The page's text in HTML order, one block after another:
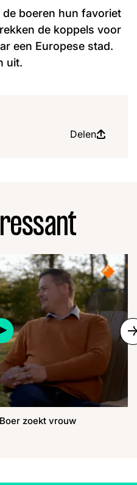
Instagram
boeren hun favoriet
de koppels voor
een Europese stad.
uit.
Delen
zoekt vrouw